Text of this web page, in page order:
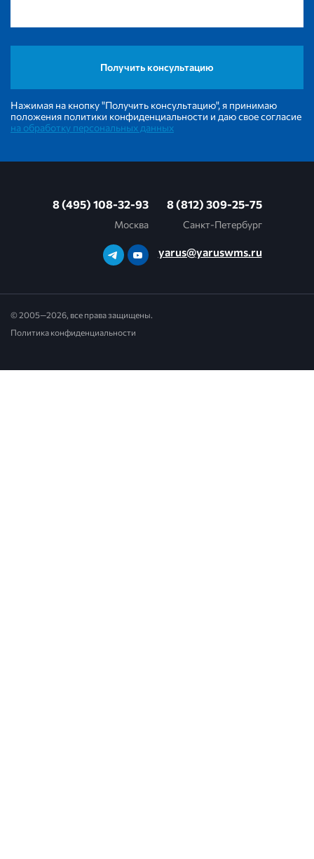
Нажимая на кнопку "Получить консультацию", я принимаю
положения политики конфиденциальности и даю свое согласие
на обработку персональных данных
8 (495) 108-32-93
Москва
8 (812) 309-25-75
Санкт-Петербург
yarus@yaruswms.ru
© 2005—2026, все права защищены.
Политика конфиденциальности